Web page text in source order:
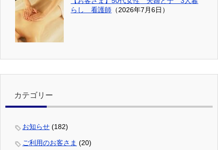
らし 看護師 （2026年7月6日）
カテゴリー
お知らせ (182)
ご利用のお客さま (20)